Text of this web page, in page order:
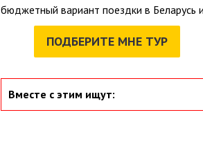
бюджетный вариант поездки в Беларусь
ПОДБЕРИТЕ МНЕ ТУР
Вместе с этим ищут: